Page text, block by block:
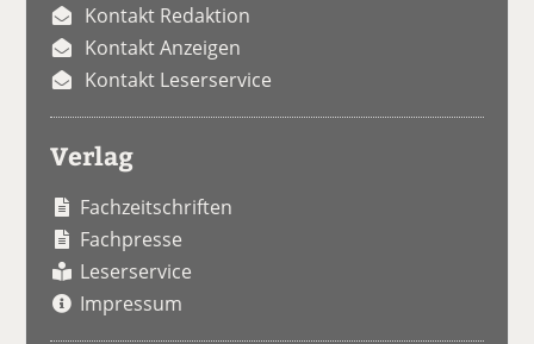
Kontakt Redaktion
Kontakt Anzeigen
Kontakt Leserservice
Verlag
Fachzeitschriften
Fachpresse
Leserservice
Impressum